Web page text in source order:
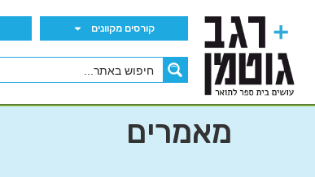
קורסים מקוונים
מאמרים